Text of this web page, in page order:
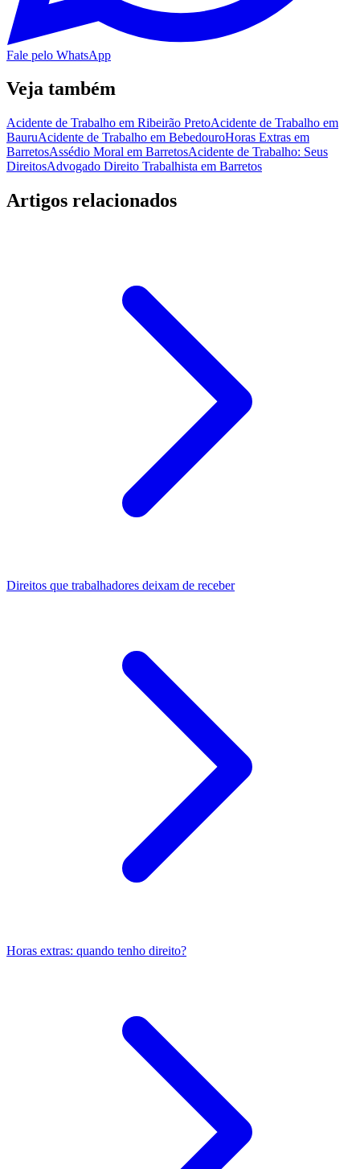
Fale pelo WhatsApp
Veja também
Acidente de Trabalho em Ribeirão PretoAcidente de Trabalho em
BauruAcidente de Trabalho em BebedouroHoras Extras em
BarretosAssédio Moral em BarretosAcidente de Trabalho: Seus
DireitosAdvogado Direito Trabalhista em Barretos
Artigos relacionados
Direitos que trabalhadores deixam de receber
Horas extras: quando tenho direito?